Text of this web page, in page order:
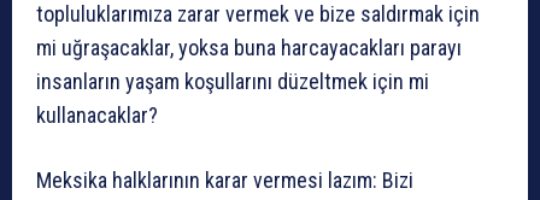
topluluklarımıza zarar vermek ve bize saldırmak için
mi uğraşacaklar, yoksa buna harcayacakları parayı
insanların yaşam koşullarını düzeltmek için mi
kullanacaklar?
Meksika halklarının karar vermesi lazım: Bizi